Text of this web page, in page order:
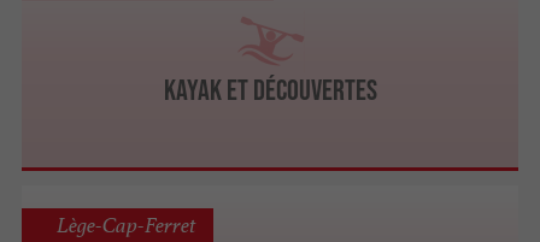
Kayak et Découvertes
Lège-Cap-Ferret